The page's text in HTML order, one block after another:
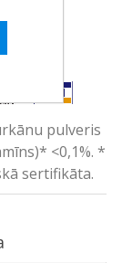
pulveris
<0,1%. *
sertifikāta.